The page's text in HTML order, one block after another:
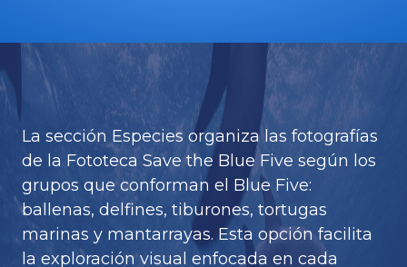
La sección Especies organiza las fotografías
de la Fototeca Save the Blue Five según los
grupos que conforman el Blue Five:
ballenas, delfines, tiburones, tortugas
marinas y mantarrayas. Esta opción facilita
la exploración visual enfocada en cada